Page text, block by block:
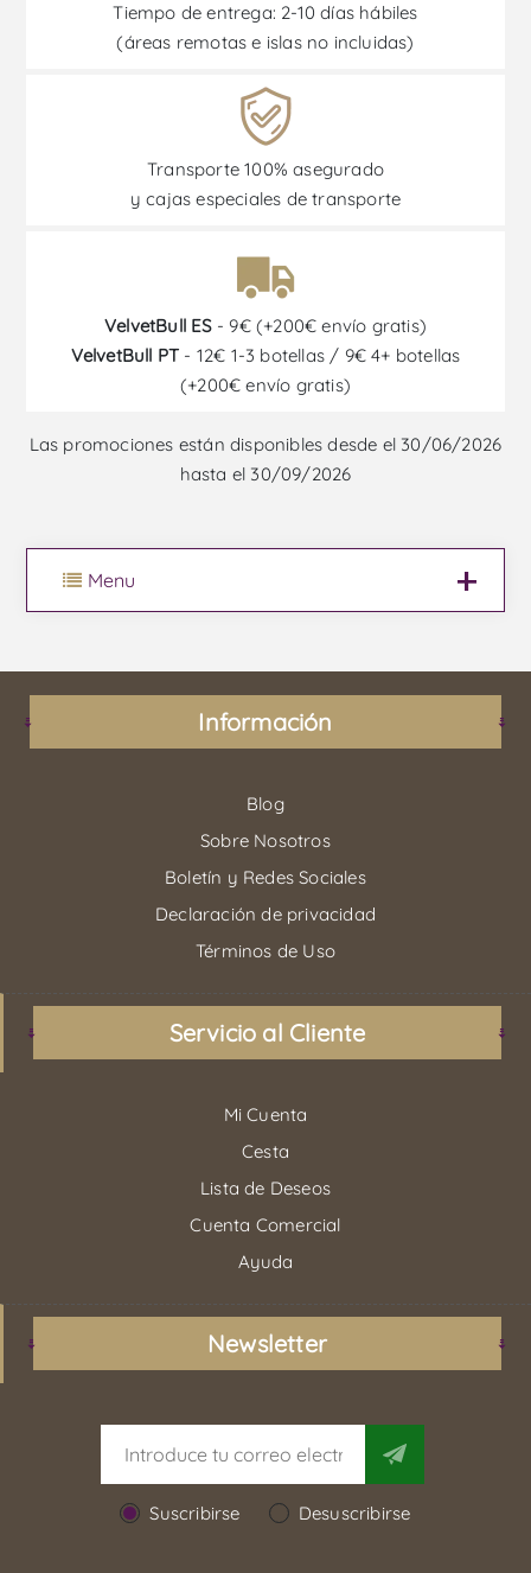
Tiempo de entrega: 2-10 días hábiles
(áreas remotas e islas no incluidas)
Transporte 100% asegurado
y cajas especiales de transporte
VelvetBull ES- 9€ (+200€ envío gratis)
VelvetBull PT - 12€ 1-3 botellas / 9€ 4+ botellas
(+200€ envío gratis)
Las promociones están disponibles desde el 30/06/2026
hasta el 30/09/2026
Menu
Información
Blog
Sobre Nosotros
Boletín y Redes Sociales
Declaración de privacidad
Términos de Uso
Servicio al Cliente
Mi Cuenta
Cesta
Lista de Deseos
Cuenta Comercial
Ayuda
Newsletter
Suscribirse Desuscribirse